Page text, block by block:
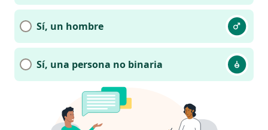
Sí, un hombre
Sí, una persona no binaria